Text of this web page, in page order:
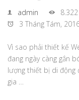
admin
3 Tháng Tám,
Vì sao phải thiết kế
đang ngày càng gắn
lượng thiết bị di động
gia …